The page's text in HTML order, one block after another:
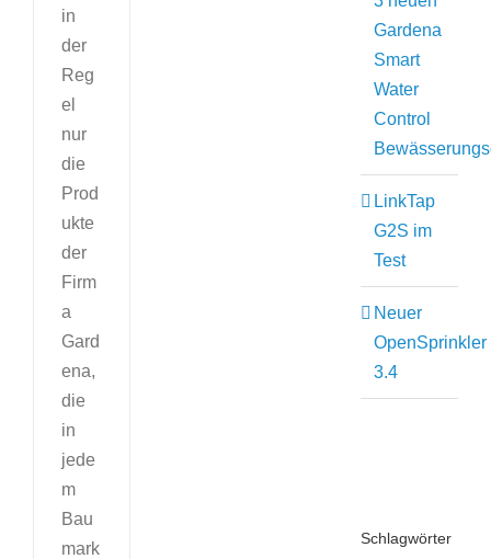
in
der
Reg
el
nur
die
Prod
ukte
der
Firm
a
Gard
ena,
die
in
jede
m
Bau
mark
Gardena
Smart
Water
Control
LinkTap
G2S im
Test
Neuer
OpenSprinkler
3.4
Schlagwörter